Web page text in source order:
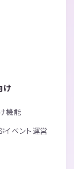
け
機能
イベント運営